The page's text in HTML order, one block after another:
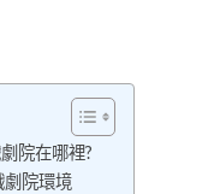
院在哪裡?
劇院環境